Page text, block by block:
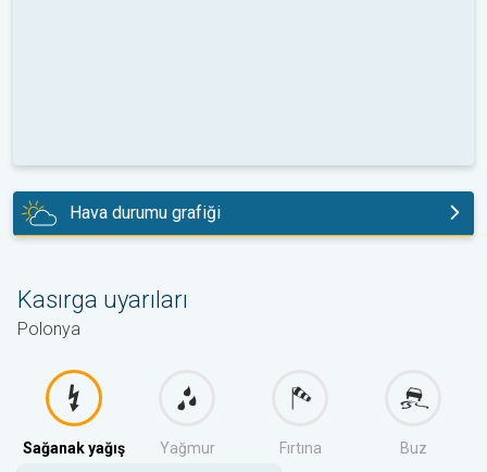
Hava durumu grafiği
Kasırga uyarıları
Polonya
Sağanak yağış Yağmur Fırtına Buz